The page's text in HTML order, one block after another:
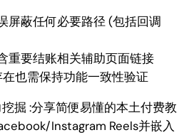
屏蔽任何必要路径 (包括回调
重要结账相关辅助页面链接
也需保持功能一致性验证
掘 :分享简便易懂的本土付费教
Instagram Reels并嵌入